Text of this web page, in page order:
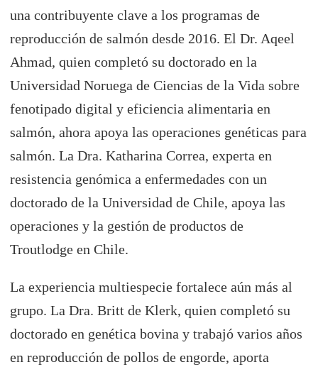
una contribuyente clave a los programas de
reproducción de salmón desde 2016. El Dr. Aqeel
Ahmad, quien completó su doctorado en la
Universidad Noruega de Ciencias de la Vida sobre
fenotipado digital y eficiencia alimentaria en
salmón, ahora apoya las operaciones genéticas para
salmón. La Dra. Katharina Correa, experta en
resistencia genómica a enfermedades con un
doctorado de la Universidad de Chile, apoya las
operaciones y la gestión de productos de
Troutlodge en Chile.
La experiencia multiespecie fortalece aún más al
grupo. La Dra. Britt de Klerk, quien completó su
doctorado en genética bovina y trabajó varios años
en reproducción de pollos de engorde, aporta